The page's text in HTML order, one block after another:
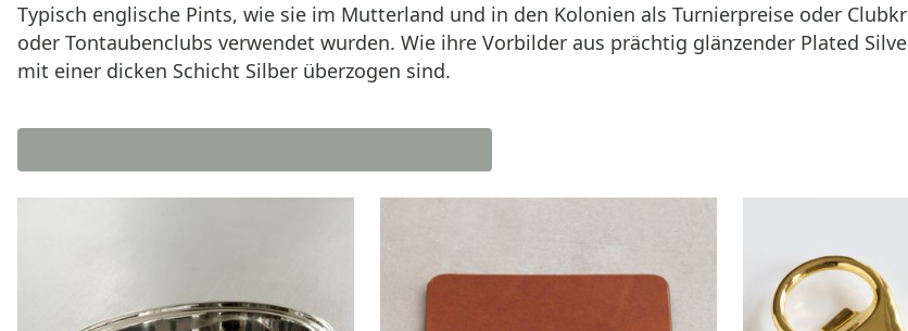
Typisch englische Pints, wie sie im Mutterland und in den Kolonien als Turnierpreise oder
oder Tontaubenclubs verwendet wurden. Wie ihre Vorbilder aus prächtig glänzender Plated
mit einer dicken Schicht Silber überzogen sind.